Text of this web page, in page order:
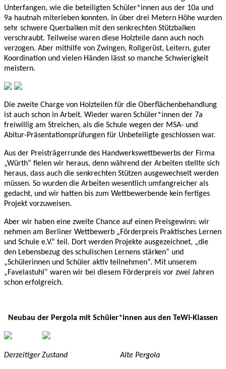
Unterfangen, wie die beteiligten Schüler*innen aus der 10a und
9a hautnah miterleben konnten. In über drei Metern Höhe wurden
sehr schwere Querbalken mit den senkrechten Stützbalken
verschraubt. Teilweise waren diese Holzteile dann auch noch
verzogen. Aber mithilfe von Zwingen, Rollgerüst, Leitern, guter
Koordination und vielen Händen lässt so manche Schwierigkeit
meistern.
Die zweite Charge von Holzteilen für die Oberflächenbehandlung
ist auch schon in Arbeit. Wieder waren Schüler*innen der 7a
freiwillig am Streichen, als die Schule wegen der MSA- und
Abitur-Präsentationsprüfungen für Unbeteiligte geschlossen war.
Aus der Preisträgerrunde des Handwerkswettbewerbs der Firma
„Würth“ fielen wir heraus, denn während der Arbeiten stellte sich
heraus, dass auch die senkrechten Stützen ausgewechselt werden
müssen. So wurden die Arbeiten wesentlich umfangreicher als
gedacht, und wir hatten bis zum Wettbewerbende kein fertiges
Projekt vorzuweisen.
Aber wir haben eine zweite Chance auf einen Preisgewinn: wir
nehmen am Berliner Wettbewerb „Förderpreis Praktisches Lernen
und Schule e.V.“ teil. Dort werden Projekte ausgezeichnet, „die
den Lebensbezug des schulischen Lernens stärken“ und
„Schülerinnen und Schüler aktiv teilnehmen“. Mit unserem
„Favelastuhl“ waren wir bei diesem Förderpreis vor zwei Jahren
schon erfolgreich.
Neubau der Pergola mit Schüler*innen aus den TeWi-Klassen
Derzeitiger Zustand Alte Pergola